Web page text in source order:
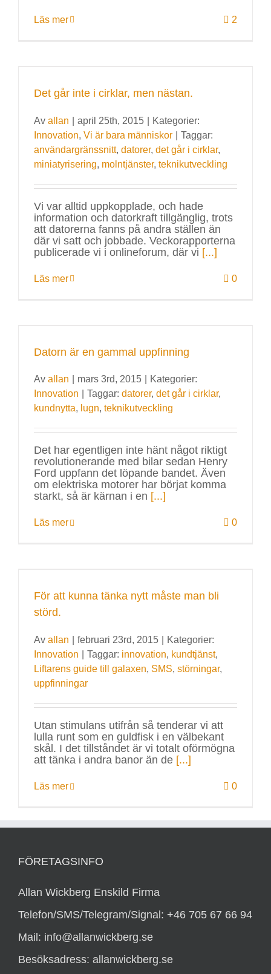
Läs mer 2
Det går inte i cirklar, men nästan.
Av allan april 25th, 2015
Kategorier:
Innovation, Vi är bara människor
Taggar:
användargränssnitt, datorer, det går i cirklar,
miniatyrisering, molntjänster, teknikutveckling
Vi var alltid uppkopplade, och hade
information och datorkraft tillgänglig, trots
att datorerna fanns på andra ställen än
där vi satt och jobbade. Veckorapporterna
publicerade vi i onlineforum, där vi [...]
Läs mer 0
Datorn är en gammal uppfinning
Av allan mars 3rd, 2015
Kategorier:
Innovation
Taggar: datorer, det går i cirklar,
kundnytta, lugn, teknikutveckling
Det har egentligen inte hänt något riktigt
revolutionerande med bilar sedan Henry
Ford uppfann det löpande bandet. Även
om elektriska motorer har börjat komma
starkt, så är kärnan i en [...]
Läs mer 0
För att kunna tänka nytt måste man bli
störd.
Av allan februari 23rd, 2015
Kategorier:
Innovation
Taggar: innovation, kundtjänst,
Liftarens guide till galaxen, SMS, störningar,
uppfinningar
Utan stimulans utifrån så tenderar vi att
lulla runt som en guldfisk i en välbekant
skål. I det tillståndet är vi totalt oförmögna
att tänka i andra banor än de [...]
Läs mer 0
FÖRETAGSINFO
Allan Wickberg Enskild Firma
Telefon/SMS/Telegram/Signal: +46 705 67 66 94
Mail: info@allanwickberg.se
Besöksadress: allanwickberg.se